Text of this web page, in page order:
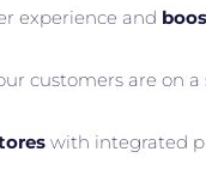
experience and
customers are on
with integrated